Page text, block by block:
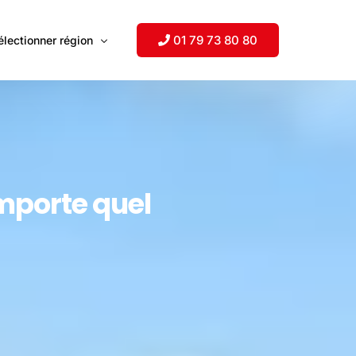
région 01 79 73 80 80
quel